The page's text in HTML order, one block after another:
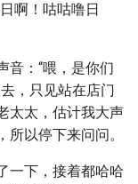
啊！咕咕噜日
音：“喂，是你们
，只见站在店门
太太，估计我大声
以停下来问问。
一下，接着都哈哈